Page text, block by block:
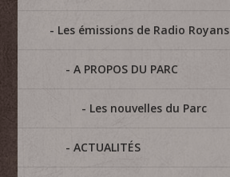
Les émissions de Radio Royans
A PROPOS DU PARC
Les nouvelles du Parc
ACTUALITÉS